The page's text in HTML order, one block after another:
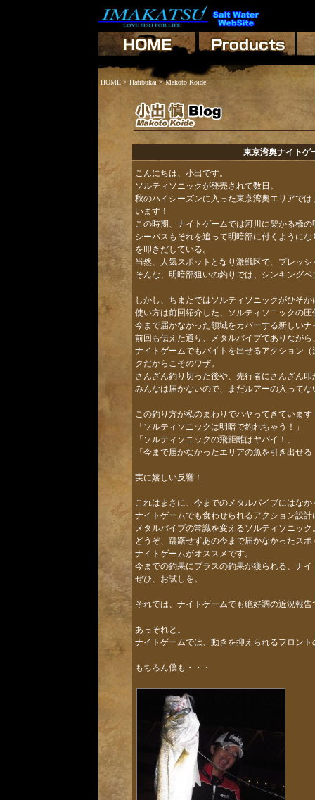
HOME > Hatibukai> Makoto Koide
東京湾奥ナイトゲ
こんにちは、小出です。
ソルティソニックが発売されて数日。
秋のハイシーズンに入った東京湾奥エリアで
います！
この時期、ナイトゲームでは河川に架かる橋
シーバスもそれを追って明暗部に付くように
を叩きだしている。
当然、人気スポットとなり激戦区で、プレッシ
そんな、明暗部狙いの釣りでは、シンキング
しかし、ちまたではソルティソニックがひそ
使い方は前回紹介した、ソルティソニックの
今まで届かなかった領域をカバーする新しい
前回も伝えた通り、メタルバイブでありながら
ナイトゲームでもバイトを出せるアクション
クだからこそのワザ。
さんざん釣り切った後や、先行者にさんざん
みんなは届かないので、まだルアーの入って
この釣り方が私のまわりでハヤってきています
「ソルティソニックは明暗で釣れちゃう！」
「ソルティソニックの飛距離はヤバイ！」
「今まで届かなかったエリアの魚を引き出せ
実に嬉しい反響！
これはまさに、今までのメタルバイブにはなか
ナイトゲームでも食わせられるアクション設
メタルバイブの常識を変えるソルティソニック
どうぞ、躊躇せずあの今まで届かなかったス
ナイトゲームがオススメです。
今までの釣果にプラスの釣果が獲られる、ナ
ぜひ、お試しを。
それでは、ナイトゲームでも絶好調の近況報告
あっそれと。
ナイトゲームでは、動きを抑えられるフロン
もちろん僕も・・・